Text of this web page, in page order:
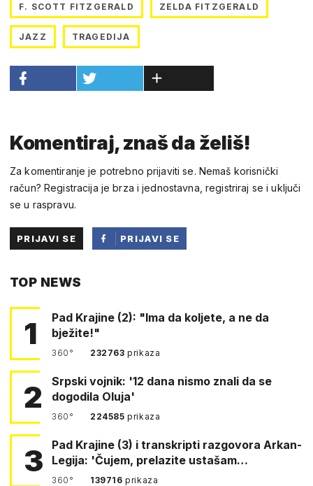
F. SCOTT FITZGERALD ZELDA FITZGERALD
JAZZ TRAGEDIJA
Komentiraj, znaš da želiš!
Za komentiranje je potrebno prijaviti se. Nemaš korisnički
račun? Registracija je brza i jednostavna, registriraj se i uključi
se u raspravu.
PRIJAVI SE
PRIJAVI SE
TOP NEWS
1
Pad Krajine (2): "Ima da koljete, a ne da
bježite!"
360° 232763prikaza
2
Srpski vojnik: '12 dana nismo znali da se
dogodila Oluja'
360° 224585prikaza
3
Pad Krajine (3) i transkripti razgovora Arkan-
Legija: 'Čujem, prelazite ustašam…
360° 139716prikaza